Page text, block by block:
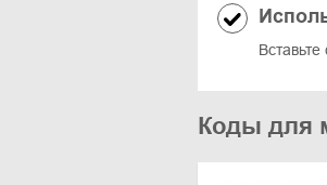
Коды для